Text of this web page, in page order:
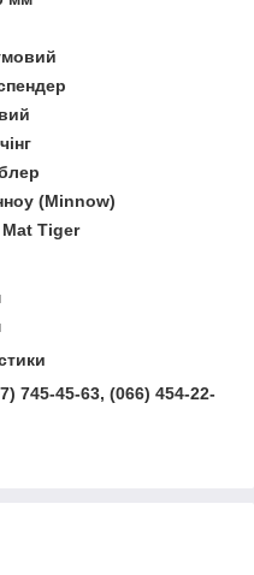
(Minnow)
Mat Tiger
745-45-63, (066) 454-22-